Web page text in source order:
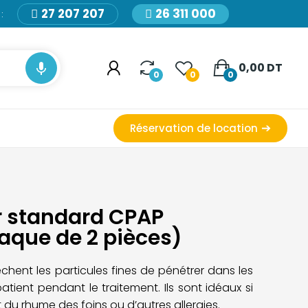
27 207 207 26 311 000
 0 0 0,00 DT
0
Réservation de location
CPAP
de 2 pièces)
les particules fines de pénétrer dans les
pendant le traitement. Ils sont idéaux si